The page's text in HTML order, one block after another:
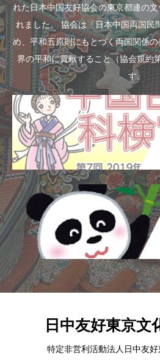
れた日本中国友好協会の東京都連の
れました。 協会は「日本中国両国民
め、平和五原則にもとづく両国関係
界の平和に貢献すること（協会規約
す。
日中友好東京文
特定非営利活動法人日中友